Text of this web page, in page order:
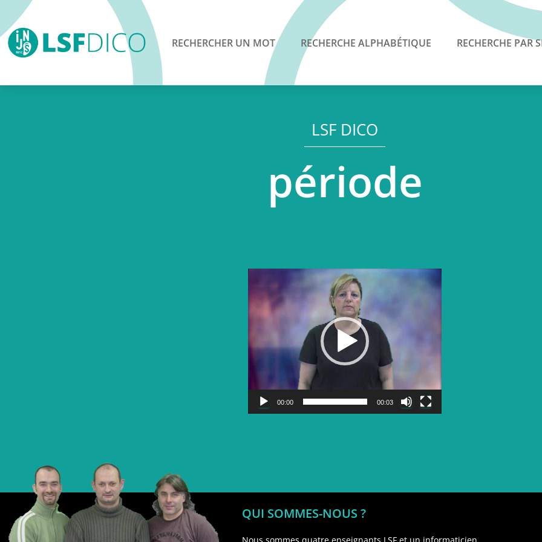
RECHERCHER UN MOT RECHERCHE ALPHABÉTIQUE RECHERCHE PAR
LSF DICO
période
Lecteur
vidéo
00:00 00:03
QUI SOMMES-NOUS ?